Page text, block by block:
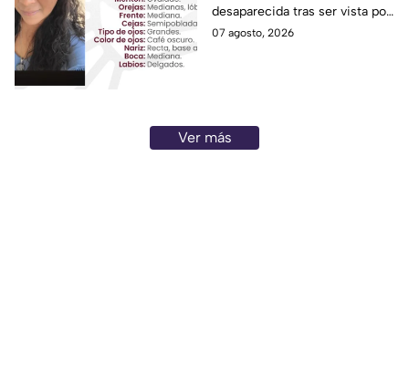
desaparecida tras ser vista por
última vez el 6 de agosto en
07 agosto, 2026
Ver más